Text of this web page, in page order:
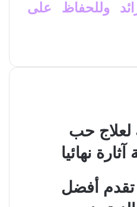
وللحفاظ على
لعلاج حب
نهائيا
تقدم أفضل